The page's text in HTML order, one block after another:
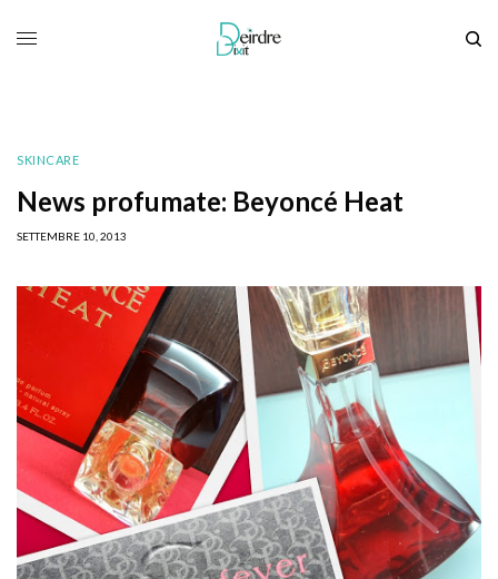
SKINCARE
News profumate: Beyoncé Heat
SETTEMBRE 10, 2013